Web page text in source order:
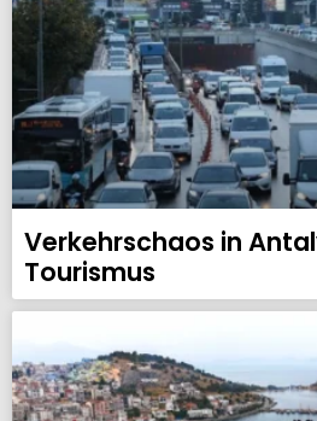
Verkehrschaos in
Tourismus